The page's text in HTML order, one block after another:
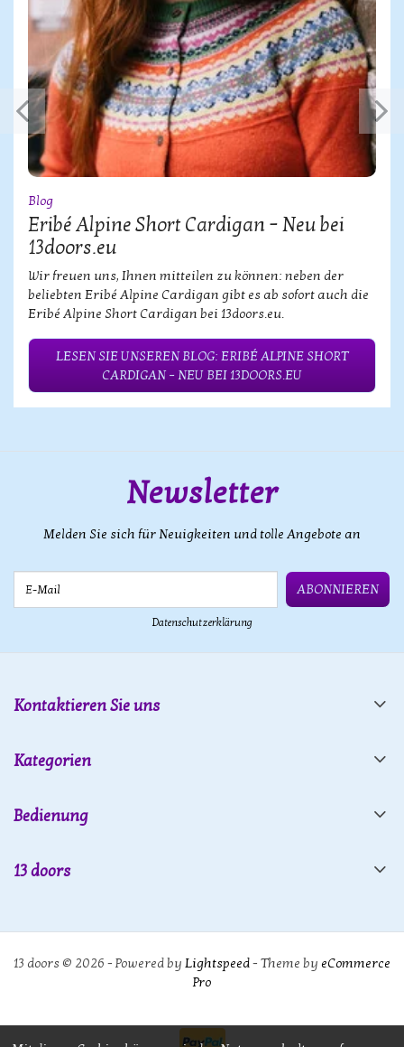
Blog
Eribé Alpine Short Cardigan – Neu bei
13doors.eu
Wir freuen uns, Ihnen mitteilen zu können: neben der
beliebten Eribé Alpine Cardigan gibt es ab sofort auch die
Eribé Alpine Short Cardigan bei 13doors.eu.
LESEN SIE UNSEREN BLOG: ERIBÉ ALPINE SHORT
CARDIGAN – NEU BEI 13DOORS.EU
Newsletter
Melden Sie sich für Neuigkeiten und tolle Angebote an
ABONNIEREN
Datenschutzerklärung
Kontaktieren Sie uns
Kategorien
Bedienung
13 doors
13 doors © 2026 - Powered by Lightspeed- Theme by eCommerce
Pro